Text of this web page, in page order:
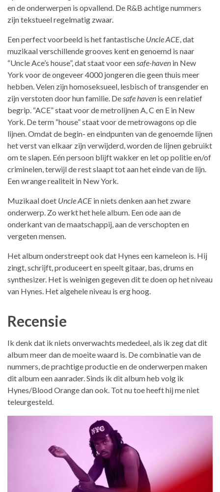
en de onderwerpen is opvallend. De R&B achtige nummers
zijn tekstueel regelmatig zwaar.
Een perfect voorbeeld is het fantastische Uncle ACE , dat
muzikaal verschillende grooves kent en genoemd is naar
“Uncle Ace’s house”, dat staat voor een safe-haven in New
York voor de ongeveer 4000 jongeren die geen thuis meer
hebben. Velen zijn homoseksueel, lesbisch of transgender en
zijn verstoten door hun familie. De safe haven is een relatief
begrip. “ACE” staat voor de metrolijnen A, C en E in New
York. De term “house” staat voor de metrowagons op die
lijnen. Omdat de begin- en eindpunten van de genoemde lijnen
het verst van elkaar zijn verwijderd, worden de lijnen gebruikt
om te slapen. Eén persoon blijft wakker en let op politie en/of
criminelen, terwijl de rest slaapt tot aan het einde van de lijn.
Een wrange realiteit in New York.
Muzikaal doet Uncle ACE in niets denken aan het zware
onderwerp. Zo werkt het hele album. Een ode aan de
onderkant van de maatschappij, aan de verschopten en
vergeten mensen.
Het album onderstreept ook dat Hynes een kameleon is. Hij
zingt, schrijft, produceert en speelt gitaar, bas, drums en
synthesizer. Het is weinigen gegeven dit te doen op het niveau
van Hynes. Het algehele niveau is erg hoog.
Recensie
Ik denk dat ik niets onverwachts mededeel, als ik zeg dat dit
album meer dan de moeite waard is. De combinatie van de
nummers, de prachtige productie en de onderwerpen maken
dit album een aanrader. Sinds ik dit album heb volg ik
Hynes/Blood Orange dan ook. Tot nu toe heeft hij me niet
teleurgesteld.